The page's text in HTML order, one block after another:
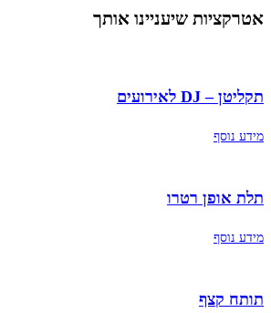
אטרקציות שיעניינו אותך
תקליטן – DJ לאירועים
מידע נוסף
תלת אופן רטרו
מידע נוסף
תותח קצף